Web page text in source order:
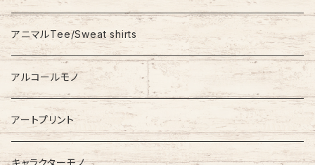
Stadium Jumper
Down Jacket
RALPH LAUREN
TOMMY HILFIGER
Levi’s
アニマルTee/Sweat shirts
アルコールモノ
アートプリント
キャラクターモノ